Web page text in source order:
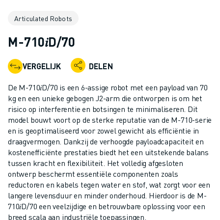
COLLABORATIEVE ROBOTS
ROBOT CONTROLLERS
ROBOT ACCESSOIRES
ROBOT SOFTWARE
SIMULATIE SOFTWARE
ROBOTS VOOR HET ONDERWIJS
ROBOT AUTOMATISERING
BOOGLAS ROBOTS
ARTICULATED ROBOTS
ARC MATE SERIE
M-900 SERIE
DELTA ROBOTS
FOOD & CLEANROOM ROBOTS
VERFSPUIT ROBOTS
PALLETISEER ROBOTS
Articulated Robots
M-710𝑖D/70
VERGELIJK DELEN
De M-710𝑖D/70 is een 6-assige robot met een payload van 70
kg en een unieke gebogen J2-arm die ontworpen is om het
risico op interferentie en botsingen te minimaliseren. Dit
model bouwt voort op de sterke reputatie van de M-710-serie
en is geoptimaliseerd voor zowel gewicht als efficiëntie in
draagvermogen. Dankzij de verhoogde payloadcapaciteit en
kostenefficiënte prestaties biedt het een uitstekende balans
tussen kracht en flexibiliteit. Het volledig afgesloten
ontwerp beschermt essentiële componenten zoals
reductoren en kabels tegen water en stof, wat zorgt voor een
langere levensduur en minder onderhoud. Hierdoor is de M-
710𝑖D/70 een veelzijdige en betrouwbare oplossing voor een
breed scala aan industriële toepassingen.